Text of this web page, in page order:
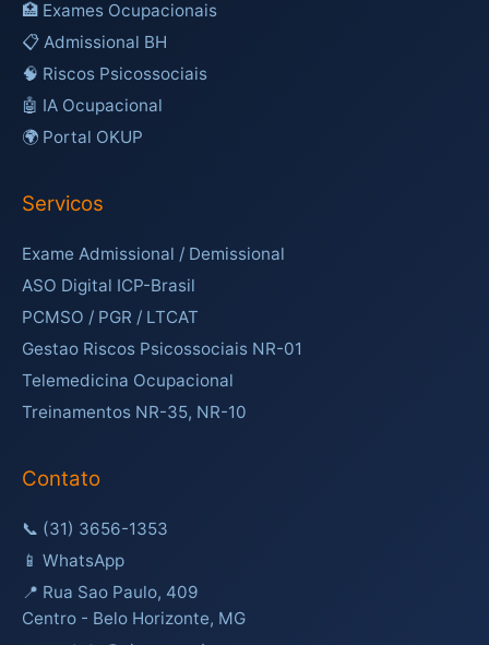
🏥 Exames Ocupacionais
📋 Admissional BH
🧠 Riscos Psicossociais
🤖 IA Ocupacional
🌍 Portal OKUP
Servicos
Exame Admissional / Demissional
ASO Digital ICP-Brasil
PCMSO / PGR / LTCAT
Gestao Riscos Psicossociais NR-01
Telemedicina Ocupacional
Treinamentos NR-35, NR-10
Contato
📞 (31) 3656-1353
📱 WhatsApp
📍 Rua Sao Paulo, 409
Centro - Belo Horizonte, MG